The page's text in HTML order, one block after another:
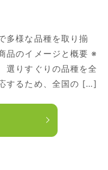
多様な品種を取り揃
品のイメージと概要 ※
選りすぐりの品種を全
するため、全国の […]